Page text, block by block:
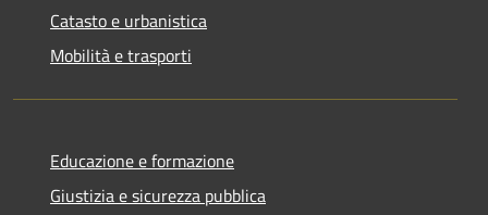
Catasto e urbanistica
Mobilità e trasporti
Educazione e formazione
Giustizia e sicurezza pubblica